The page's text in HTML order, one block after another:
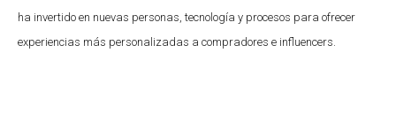
ha invertido en nuevas personas, tecnología y procesos para ofrecer
experiencias más personalizadas a compradores e influencers.